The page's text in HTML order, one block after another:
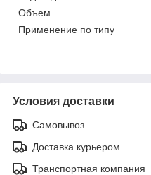
Объем
Применение по типу
Условия доставки
Самовывоз
Доставка курьером
Транспортная компания